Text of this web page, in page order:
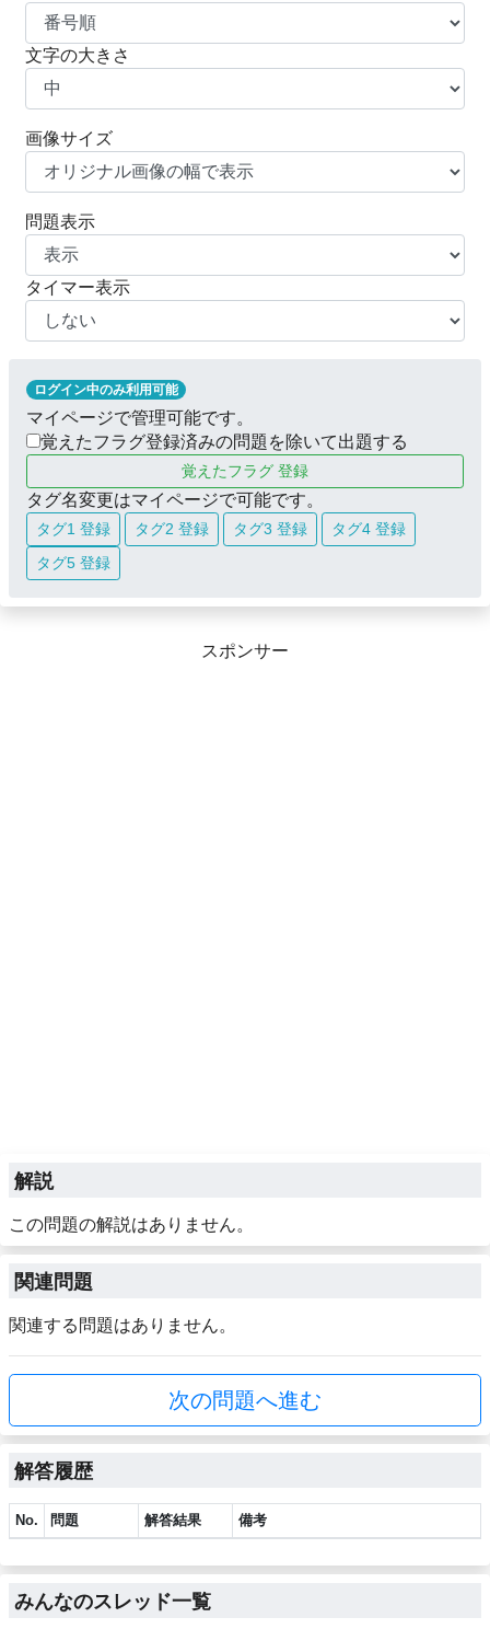
文字の大きさ
画像サイズ
問題表示
タイマー表示
ログイン中のみ利用可能
マイページで管理可能です。
覚えたフラグ登録済みの問題を除いて出題する
覚えたフラグ 登録
タグ名変更はマイページで可能です。
タグ1 登録 タグ2 登録 タグ3 登録
タグ4 登録
タグ5 登録
スポンサー
解説
この問題の解説はありません。
関連問題
関連する問題はありません。
次の問題へ進む
解答履歴
No. 問題 解答結果 備考
みんなのスレッド一覧